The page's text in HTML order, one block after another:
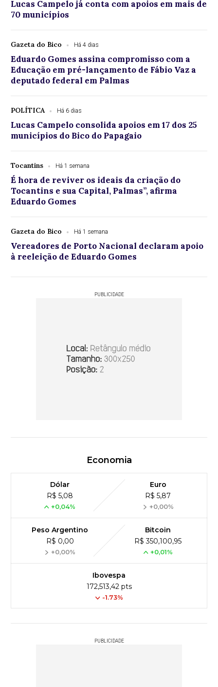
Lucas Campelo já conta com apoios em mais de
70 municípios
Gazeta do Bico Há 4 dias
Eduardo Gomes assina compromisso com a
Educação em pré-lançamento de Fábio Vaz a
deputado federal em Palmas
POLÍTICA Há 6 dias
Lucas Campelo consolida apoios em 17 dos 25
municípios do Bico do Papagaio
Tocantins Há 1 semana
É hora de reviver os ideais da criação do
Tocantins e sua Capital, Palmas”, afirma
Eduardo Gomes
Gazeta do Bico Há 1 semana
Vereadores de Porto Nacional declaram apoio
à reeleição de Eduardo Gomes
PUBLICIDADE
Economia
Dólar
R$ 5,08
+0,04%
Euro
R$ 5,87
+0,00%
Peso Argentino
R$ 0,00
+0,00%
Bitcoin
R$ 350,100,95
+0,01%
Ibovespa
172,513,42 pts
-1.73%
PUBLICIDADE